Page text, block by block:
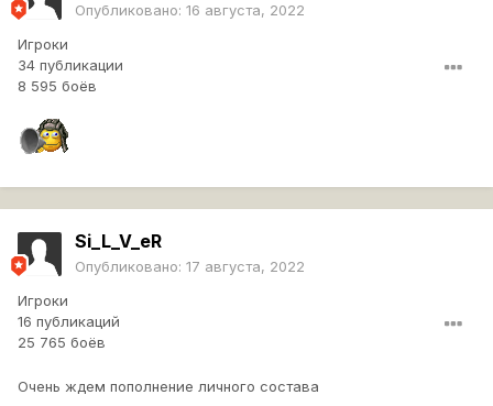
Опубликовано: 16 августа, 2022
Игроки
34 публикации
8 595 боёв
Si_L_V_eR
Опубликовано: 17 августа, 2022
Игроки
16 публикаций
25 765 боёв
Очень ждем пополнение личного состава